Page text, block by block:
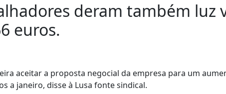
deram também luz
euros.
aceitar a proposta negocial da empresa para um
a janeiro, disse à Lusa fonte sindical.